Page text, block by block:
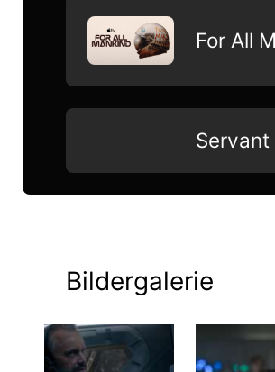
For All
Servant
Bildergalerie